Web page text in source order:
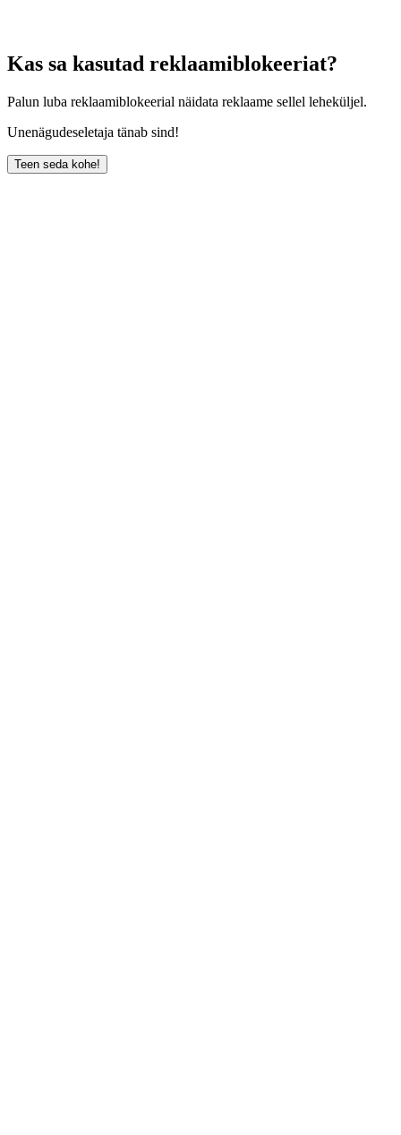
Kas sa kasutad reklaamiblokeeriat?
Palun luba reklaamiblokeerial näidata reklaame sellel leheküljel.
Unenägudeseletaja tänab sind!
Teen seda kohe!